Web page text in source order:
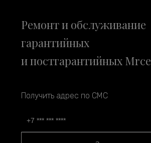
Ремонт и обслуживание
гарантийных
и постгарантийных
Получить адрес по СМС